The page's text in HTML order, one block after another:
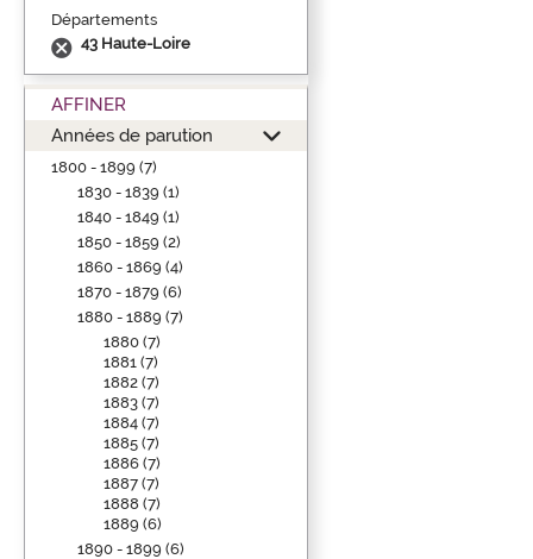
Départements
43 Haute-Loire
AFFINER
Années de parution
1800 - 1899 (7)
1830 - 1839 (1)
1840 - 1849 (1)
1850 - 1859 (2)
1860 - 1869 (4)
1870 - 1879 (6)
1880 - 1889 (7)
1880 (7)
1881 (7)
1882 (7)
1883 (7)
1884 (7)
1885 (7)
1886 (7)
1887 (7)
1888 (7)
1889 (6)
1890 - 1899 (6)